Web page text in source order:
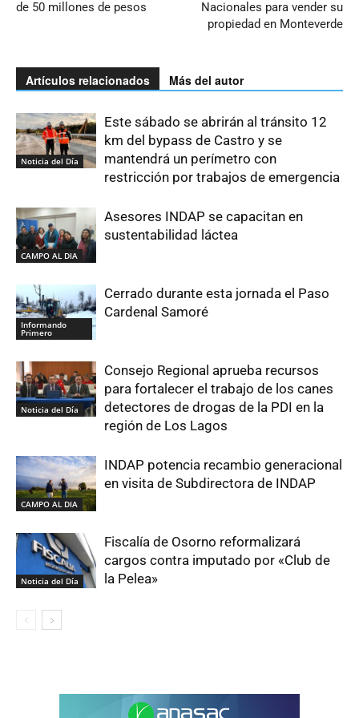
de 50 millones de pesos
Nacionales para vender su
propiedad en Monteverde
Artículos relacionados Más del autor
Noticia del Día
Este sábado se abrirán al tránsito 12
km del bypass de Castro y se
mantendrá un perímetro con
restricción por trabajos de emergencia
CAMPO AL DIA
Asesores INDAP se capacitan en
sustentabilidad láctea
Informando
Primero
Cerrado durante esta jornada el Paso
Cardenal Samoré
Noticia del Día
Consejo Regional aprueba recursos
para fortalecer el trabajo de los canes
detectores de drogas de la PDI en la
región de Los Lagos
CAMPO AL DIA
INDAP potencia recambio generacional
en visita de Subdirectora de INDAP
Noticia del Día
Fiscalía de Osorno reformalizará
cargos contra imputado por «Club de
la Pelea»